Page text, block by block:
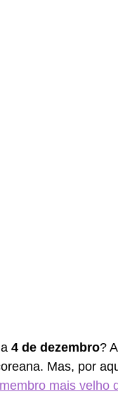
4 de dezembro? A
Mas, por
mais velho